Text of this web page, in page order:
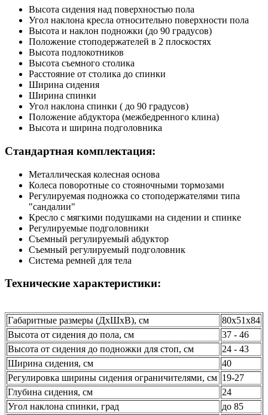
Высота сидения над поверхностью пола
Угол наклона кресла относительно поверхности пола
Высота и наклон подножки (до 90 градусов)
Положение стоподержателей в 2 плоскостях
Высота подлокотников
Высота съемного столика
Расстояние от столика до спинки
Ширина сидения
Ширина спинки
Угол наклона спинки ( до 90 градусов)
Положение абдуктора (межбедренного клина)
Высота и ширина подголовника
Стандартная комплектация:
Металлическая колесная основа
Колеса поворотные со стояночными тормозами
Регулируемая подножка со стоподержателями типа
"сандалии"
Кресло с мягкими подушками на сидении и спинке
Регулируемые подголовники
Съемный регулируемый абдуктор
Съемный регулируемый подголовник
Система ремней для тела
Технические характеристики:
Габаритные размеры (ДхШхВ), см
80х51х84
Высота от сидения до пола, см
37 - 46
Высота от сидения до подножки для стоп, см
24 - 43
Ширина сидения, см
40
Регулировка ширины сидения ограничителями, см 19-27
Глубина сидения, см
24
Угол наклона спинки, град
до 85